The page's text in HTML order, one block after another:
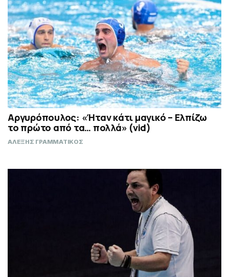
Αργυρόπουλος: «Ήταν κάτι μαγικό – Ελπίζω
το πρώτο από τα… πολλά» (vid)
ΑΛΕΞΗΣ ΓΡΑΜΜΑΤΙΚΟΣ